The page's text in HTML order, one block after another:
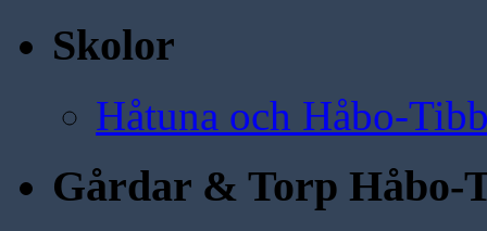
Skolor
Håtuna och Håbo-
Gårdar & Torp Håbo-